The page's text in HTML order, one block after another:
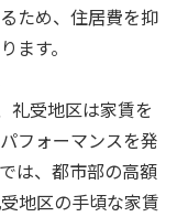
ため、住居費を抑
ます。
礼受地区は家賃を
フォーマンスを発
は、都市部の高額
地区の手頃な家賃